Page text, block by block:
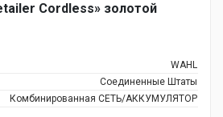
Cordless» золотой
WAHL
Соединенные Штаты
Комбинированная СЕТЬ/АККУМУЛЯТОР